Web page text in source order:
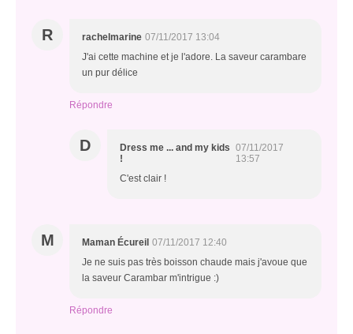
R rachelmarine 07/11/2017 13:04
J'ai cette machine et je l'adore. La saveur carambare
un pur délice
Répondre
D
Dress me ... and my kids
!
07/11/2017
13:57
C'est clair !
M Maman Écureil 07/11/2017 12:40
Je ne suis pas très boisson chaude mais j'avoue que
la saveur Carambar m'intrigue :)
Répondre